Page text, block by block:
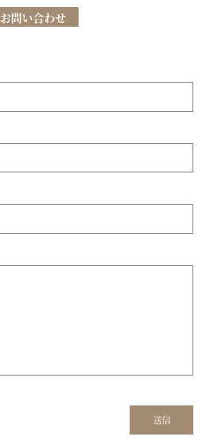
お問い合わせ